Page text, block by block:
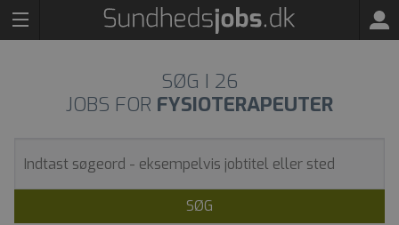
SØG I 26
JOBS FOR FYSIOTERAPEUTER
SØG